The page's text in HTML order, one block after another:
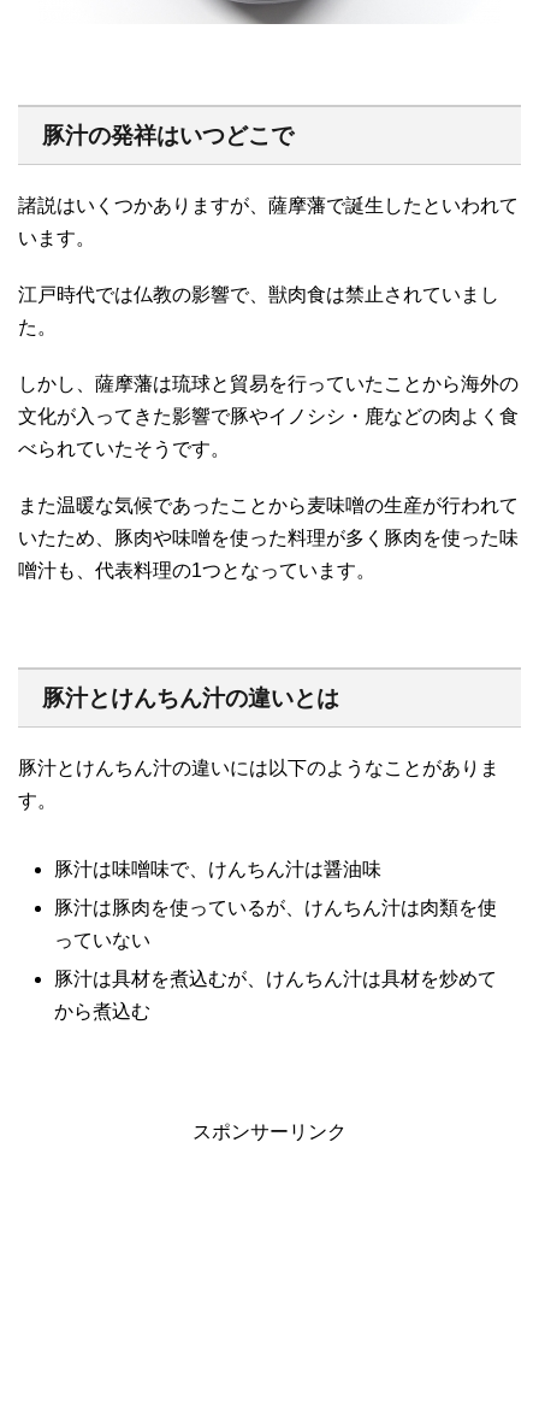
豚汁の発祥はいつどこで
諸説はいくつかありますが、薩摩藩で誕生したといわれて
います。
江戸時代では仏教の影響で、獣肉食は禁止されていまし
た。
しかし、薩摩藩は琉球と貿易を行っていたことから海外の
文化が入ってきた影響で豚やイノシシ・鹿などの肉よく食
べられていたそうです。
また温暖な気候であったことから麦味噌の生産が行われて
いたため、豚肉や味噌を使った料理が多く豚肉を使った味
噌汁も、代表料理の1つとなっています。
豚汁とけんちん汁の違いとは
豚汁とけんちん汁の違いには以下のようなことがありま
す。
豚汁は味噌味で、けんちん汁は醤油味
豚汁は豚肉を使っているが、けんちん汁は肉類を使
っていない
豚汁は具材を煮込むが、けんちん汁は具材を炒めて
から煮込む
スポンサーリンク